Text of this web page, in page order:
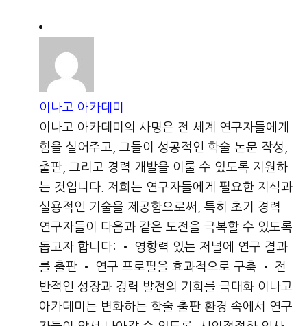
이나고 아카데미
이나고 아카데미의 사명은 전 세계 연구자들에게
힘을 실어주고, 그들이 성공적인 학술 논문 작성,
출판, 그리고 경력 개발을 이룰 수 있도록 지원하
는 것입니다. 저희는 연구자들에게 필요한 지식과
실용적인 기술을 제공함으로써, 특히 초기 경력
연구자들이 다음과 같은 도전을 극복할 수 있도록
돕고자 합니다: • 영향력 있는 저널에 연구 결과
를 출판 • 연구 프로필을 효과적으로 구축 • 전
반적인 성장과 경력 발전의 기회를 극대화 이나고
아카데미는 변화하는 학술 출판 환경 속에서 연구